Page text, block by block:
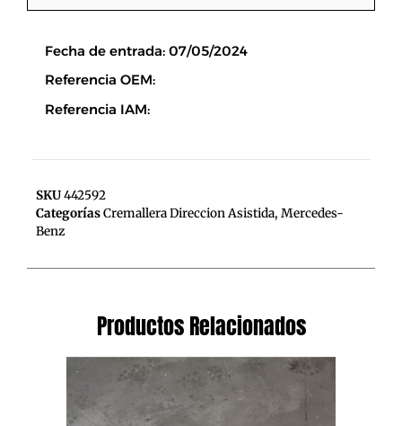
Fecha de entrada: 07/05/2024
Referencia OEM:
Referencia IAM:
SKU442592
CategoríasCremallera Direccion Asistida, Mercedes-
Benz
Productos Relacionados